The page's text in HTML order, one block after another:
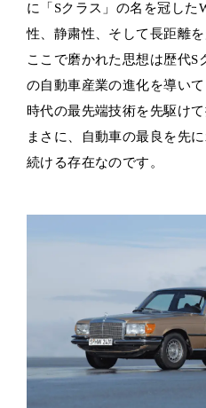
に「Sクラス」の名を冠した
性、静粛性、そして長距離
ここで磨かれた思想は歴代S
の自動車産業の進化を導い
時代の最先端技術を先駆け
まさに、自動車の最良を先
続ける存在なのです。